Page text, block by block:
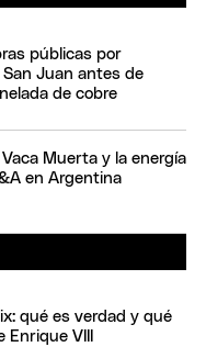
públicas por
Juan antes de
de cobre
Muerta y la energía
en Argentina
qué es verdad y qué
VIII